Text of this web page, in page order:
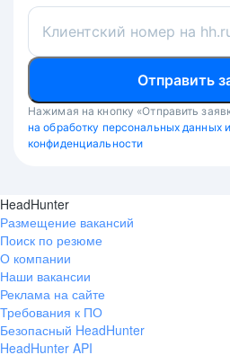
Клиентский номер на
Отправить
Нажимая на кнопку «Отправить
на обработку персональных данных
конфиденциальности
HeadHunter
Размещение вакансий
Поиск по резюме
О компании
Наши вакансии
Реклама на сайте
Требования к ПО
Безопасный HeadHunter
HeadHunter API